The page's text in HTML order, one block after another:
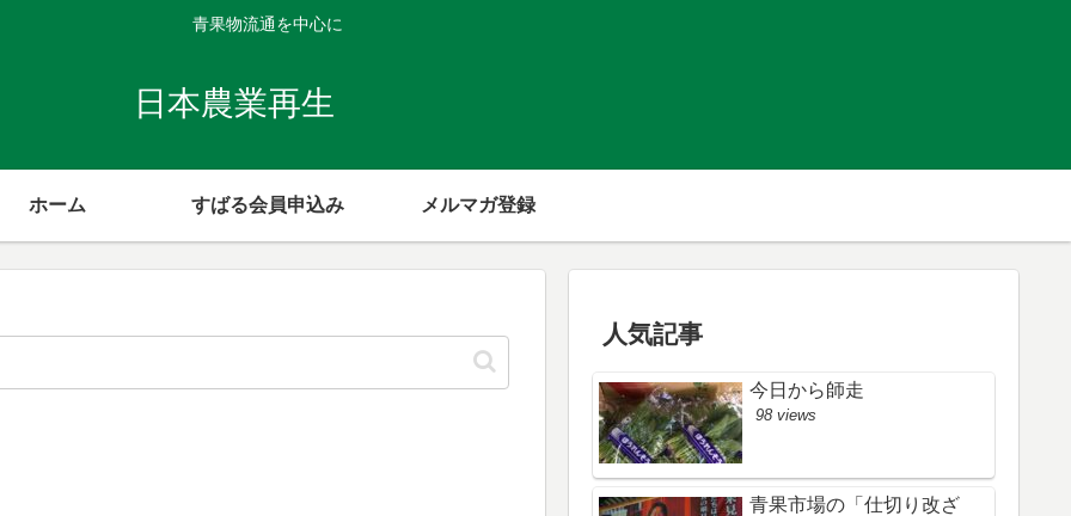
青果物流通を中心に
日本農業再生
ホーム すばる会員申込み メルマガ登録
人気記事
今日から師走
98 views
青果市場の「仕切り改ざ